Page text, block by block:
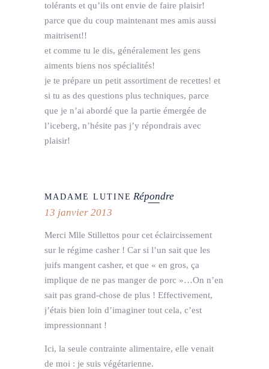
tolérants et qu’ils ont envie de faire plaisir!
parce que du coup maintenant mes amis aussi
maitrisent!!
et comme tu le dis, généralement les gens
aiments biens nos spécialités!
je te prépare un petit assortiment de recettes! et
si tu as des questions plus techniques, parce
que je n’ai abordé que la partie émergée de
l’iceberg, n’hésite pas j’y répondrais avec
plaisir!
MADAME LUTINE Répondre
13 janvier 2013
Merci Mlle Stillettos pour cet éclaircissement
sur le régime casher ! Car si l’un sait que les
juifs mangent casher, et que « en gros, ça
implique de ne pas manger de porc »…On n’en
sait pas grand-chose de plus ! Effectivement,
j’étais bien loin d’imaginer tout cela, c’est
impressionnant !
Ici, la seule contrainte alimentaire, elle venait
de moi : je suis végétarienne.